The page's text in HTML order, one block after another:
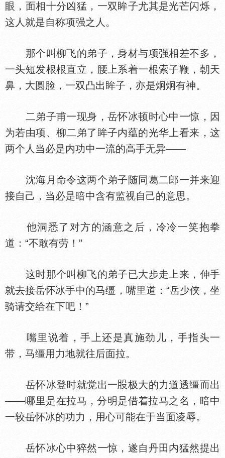
眼，面相十分凶猛，一双眸子尤其是光芒闪烁，
这人就是自称项强之人。
那个叫柳飞的弟子，身材与项强相差不多，
一头短发根根直立，腰上系着一根索子鞭，朝天
鼻，大圆脸，一双凸出眸子，亦是炯炯有神。
二弟子甫一现身，岳怀冰顿时心中一惊，因
为若由项、柳二弟了眸子内蕴的光华上看来，这
两个人当必是内功中一流的高手无异——
沈海月命令这两个弟子随同葛二郎一并来迎
接自己，当必是暗中含有监视自己的意思。
他洞悉了对方的涵意之后，冷冷一笑抱拳
道：“不敢有劳！”
这时那个叫柳飞的弟子已大步走上来，伸手
就去接岳怀冰手中的马缰，嘴里道：“岳少侠，坐
骑请交给在下吧！”
嘴里说着，手上还是真施劲儿，手指头一
带，马缰用力地就往后面拉。
岳怀冰登时就觉出一
极大的力道透缰而出
——哪里是在拉马，分明是借着拉马之名，暗中
一较岳怀冰的功力，用心可能在于当面凌辱。
岳怀冰心中猝然一惊，遂自丹田内猛然提出